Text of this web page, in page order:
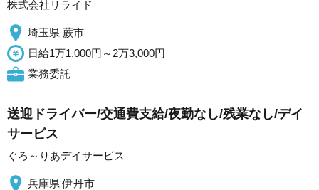
株式会社リライド
埼玉県 蕨市
日給1万1,000円～2万3,000円
業務委託
送迎ドライバー/交通費支給/夜勤なし/残業なし/デイ
サービス
ぐろ～りあデイサービス
兵庫県 伊丹市